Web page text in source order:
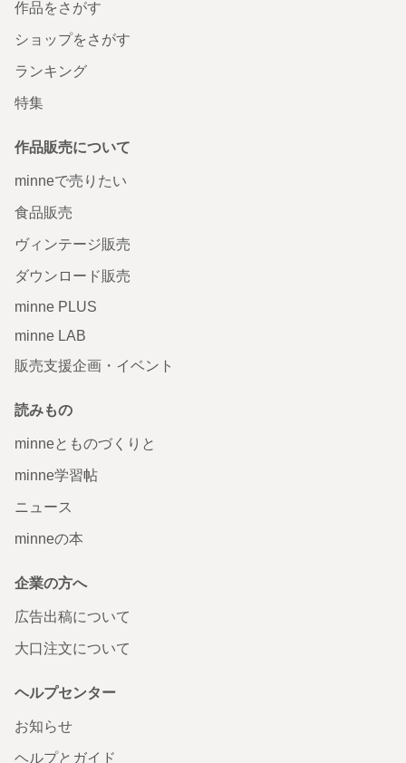
作品をさがす
ショップをさがす
ランキング
特集
作品販売について
minneで売りたい
食品販売
ヴィンテージ販売
ダウンロード販売
minne PLUS
minne LAB
販売支援企画・イベント
読みもの
minneとものづくりと
minne学習帖
ニュース
minneの本
企業の方へ
広告出稿について
大口注文について
ヘルプセンター
お知らせ
ヘルプとガイド